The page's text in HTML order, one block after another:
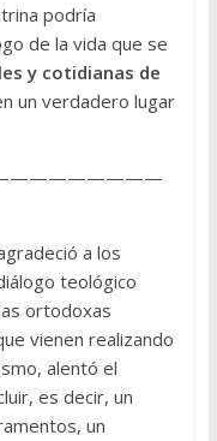
podría
de la vida que se
y cotidianas de
un verdadero lugar
a los
teológico
ortodoxas
vienen realizando
alentó el
es decir, un
un